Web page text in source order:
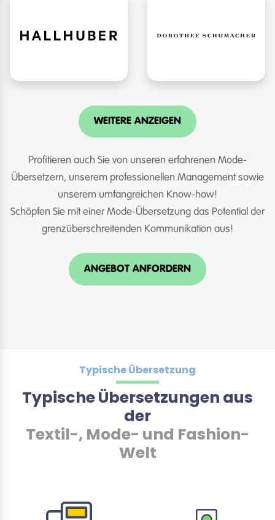
WEITERE ANZEIGEN
Profitieren auch Sie von unseren erfahrenen Mode-
Übersetzern, unserem professionellen Management sowie
unserem umfangreichen Know-how!
Schöpfen Sie mit einer Mode-Übersetzung das Potential der
grenzüberschreitenden Kommunikation aus!
ANGEBOT ANFORDERN
Typische Übersetzung
Typische Übersetzungen aus
der
Textil-, Mode- und Fashion-
Welt